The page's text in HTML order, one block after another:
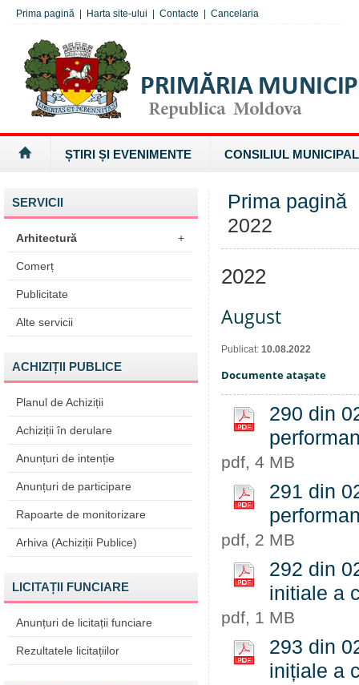
Prima pagină Harta site-ului Contacte Cancelaria
ȘTIRI ȘI EVENIMENTE CONSILIUL MUNICIPAL
SERVICII
Arhitectură +
Comerț
Publicitate
Alte servicii
ACHIZIȚII PUBLICE
Planul de Achiziții
Achiziții în derulare
Anunțuri de intenție
Anunțuri de participare
Rapoarte de monitorizare
Arhiva (Achiziții Publice)
LICITAȚII FUNCIARE
Anunțuri de licitații funciare
Rezultatele licitațiilor
Prima pagină
2022
2022
August
Publicat: 10.08.2022
Documente ataşate
290 din
pdf, 4 MB
291 din
pdf, 2 MB
292 din
initiale a
pdf, 1 MB
293 din
inițiale a